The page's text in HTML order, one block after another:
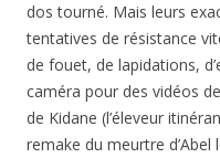
dos tourné. Mais leurs
tentatives de résistance
de fouet, de lapidations,
caméra pour des vidéos
de Kidane (l’éleveur
remake du meurtre